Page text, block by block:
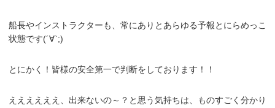
船長やインストラクターも、常にありとあらゆる予報とにらめっこ
状態です(´∀`;)
とにかく！皆様の安全第一で判断をしております！！
ええええええ、出来ないの～？と思う気持ちは、ものすごく分かり